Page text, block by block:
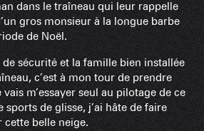
dans le traîneau qui leur rappelle
gros monsieur à la longue barbe
de Noël.
sécurité et la famille bien installée
c’est à mon tour de prendre
m’essayer seul au pilotage de ce
sports de glisse, j’ai hâte de faire
cette belle neige.